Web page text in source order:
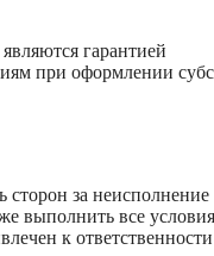
гарантией
при оформлении
сторон за неисполнение
выполнить все
к